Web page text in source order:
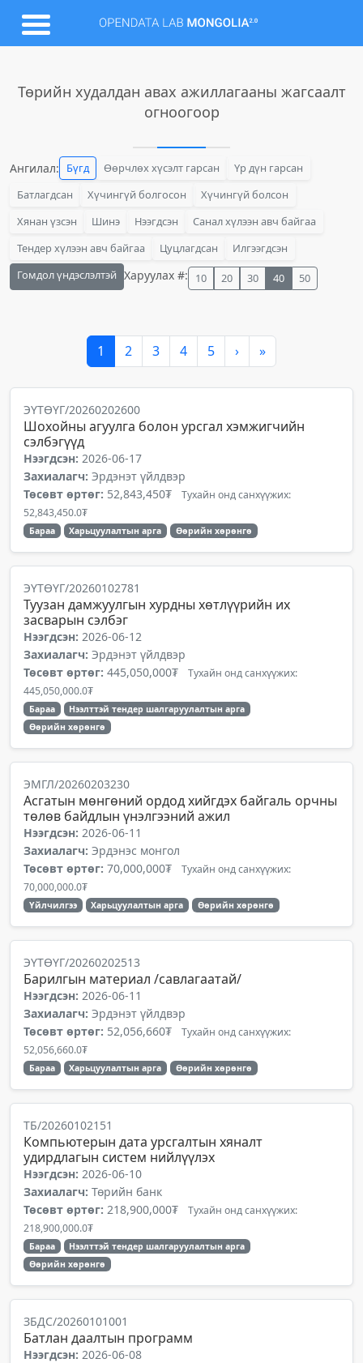
Төрийн худалдан авах ажиллагааны жагсаалт
огноогоор
Ангилал: Бүгд Өөрчлөх хүсэлт гарсан
Үр дүн гарсан
Батлагдсан
Хүчингүй болгосон
Хүчингүй болсон
Хянан үзсэн
Шинэ Нээгдсэн
Санал хүлээн авч байгаа
Тендер хүлээн авч байгаа
Цуцлагдсан
Илгээгдсэн
Гомдол үндэслэлтэй Харуулах #: 10 20 30 40 50
1 2 3 4 5 › »
ЭҮТӨҮГ/20260202600
Шохойны агуулга болон урсгал хэмжигчийн
сэлбэгүүд
Нээгдсэн: 2026-06-17
Захиалагч: Эрдэнэт үйлдвэр
Төсөвт өртөг: 52,843,450₮ Тухайн онд санхүүжих:
52,843,450.0₮
Бараа Харьцуулалтын арга Өөрийн хөрөнгө
ЭҮТӨҮГ/20260102781
Туузан дамжуулгын хурдны хөтлүүрийн их
засварын сэлбэг
Нээгдсэн: 2026-06-12
Захиалагч: Эрдэнэт үйлдвэр
Төсөвт өртөг: 445,050,000₮ Тухайн онд санхүүжих:
445,050,000.0₮
Бараа
Нээлттэй тендер шалгаруулалтын арга
Өөрийн хөрөнгө
ЭМГЛ/20260203230
Асгатын мөнгөний ордод хийгдэх байгаль орчны
төлөв байдлын үнэлгээний ажил
Нээгдсэн: 2026-06-11
Захиалагч: Эрдэнэс монгол
Төсөвт өртөг: 70,000,000₮ Тухайн онд санхүүжих:
70,000,000.0₮
Үйлчилгээ Харьцуулалтын арга Өөрийн хөрөнгө
ЭҮТӨҮГ/20260202513
Барилгын материал /савлагаатай/
Нээгдсэн: 2026-06-11
Захиалагч: Эрдэнэт үйлдвэр
Төсөвт өртөг: 52,056,660₮ Тухайн онд санхүүжих:
52,056,660.0₮
Бараа Харьцуулалтын арга Өөрийн хөрөнгө
ТБ/20260102151
Компьютерын дата урсгалтын хяналт
удирдлагын систем нийлүүлэх
Нээгдсэн: 2026-06-10
Захиалагч: Төрийн банк
Төсөвт өртөг: 218,900,000₮ Тухайн онд санхүүжих:
218,900,000.0₮
Бараа
Нээлттэй тендер шалгаруулалтын арга
Өөрийн хөрөнгө
ЗБДС/20260101001
Батлан даалтын программ
Нээгдсэн: 2026-06-08